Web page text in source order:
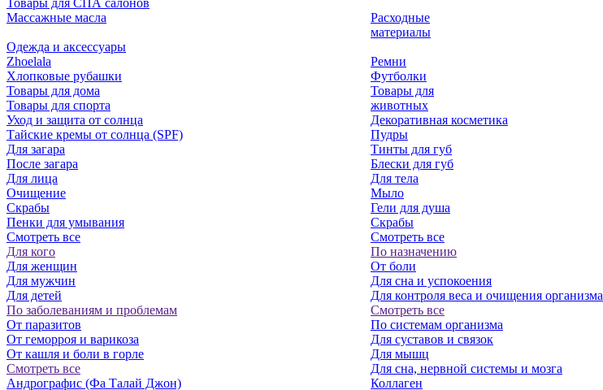
Товары для СПА салонов
Массажные масла
Расходные
материалы
Одежда и аксессуары
Zhoelala
Хлопковые рубашки
Ремни
Футболки
Товары для дома
Товары для спорта
Товары для
животных
Уход и защита от солнца
Тайские кремы от солнца (SPF)
Для загара
После загара
Для лица
Очищение
Скрабы
Пенки для умывания
Смотреть все
Декоративная косметика
Пудры
Тинты для губ
Блески для губ
Для тела
Мыло
Гели для душа
Скрабы
Смотреть все
Для кого
Для женщин
Для мужчин
Для детей
По заболеваниям и проблемам
От паразитов
Oт геморроя и варикоза
От кашля и боли в горле
Смотреть все
По назначению
От боли
Для сна и успокоения
Для контроля веса и очищения организма
Смотреть все
По системам организма
Для суставов и связок
Для мышц
Для сна, нервной системы и мозга
Андрографис (Фа Талай Джон)
Коллаген